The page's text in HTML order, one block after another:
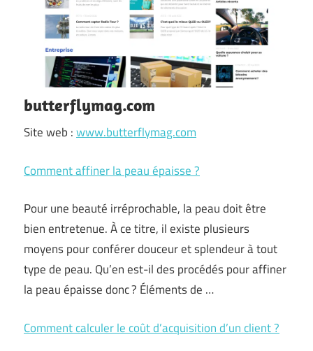
butterflymag.com
Site web :www.butterflymag.com
Comment affiner la peau épaisse ?
Pour une beauté irréprochable, la peau doit être
bien entretenue. À ce titre, il existe plusieurs
moyens pour conférer douceur et splendeur à tout
type de peau. Qu’en est-il des procédés pour affiner
la peau épaisse donc ? Éléments de …
Comment calculer le coût d’acquisition d’un client ?